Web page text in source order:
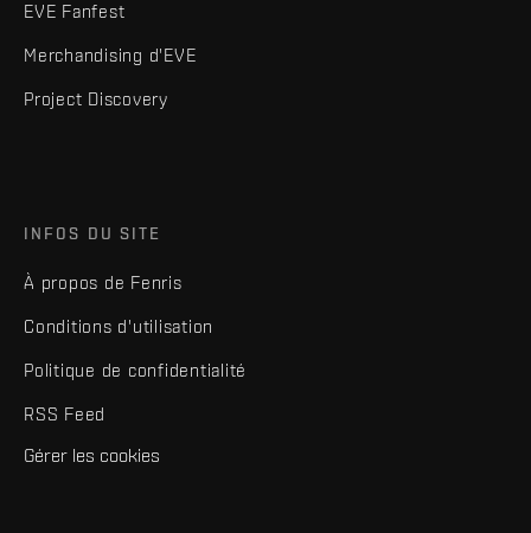
EVE Fanfest
Merchandising d'EVE
Project Discovery
INFOS DU SITE
À propos de Fenris
Conditions d'utilisation
Politique de confidentialité
RSS Feed
Gérer les cookies